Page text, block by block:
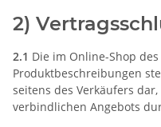
2)
2.1 Die im Online-Shop
Produktbeschreibungen
seitens des Verkäufers
verbindlichen Angebots